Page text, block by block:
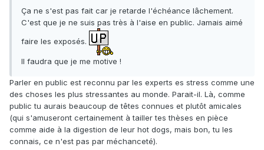
Ça ne s'est pas fait car je retarde l'échéance lâchement.
C'est que je ne suis pas très à l'aise en public. Jamais aimé
faire les exposés.
Il faudra que je me motive !
Parler en public est reconnu par les experts es stress comme une
des choses les plus stressantes au monde. Parait-il. Là, comme
public tu aurais beaucoup de têtes connues et plutôt amicales
(qui s'amuseront certainement à tailler tes thèses en pièce
comme aide à la digestion de leur hot dogs, mais bon, tu les
connais, ce n'est pas par méchanceté).